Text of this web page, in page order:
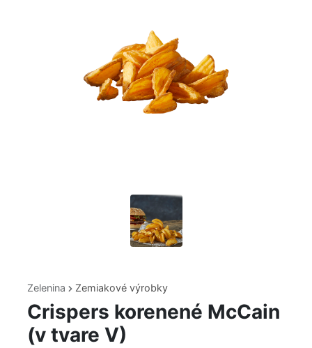
Zelenina Zemiakové výrobky
Crispers korenené McCain
(v tvare V)